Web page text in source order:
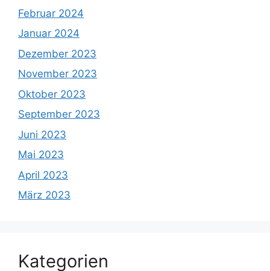
Februar 2024
Januar 2024
Dezember 2023
November 2023
Oktober 2023
September 2023
Juni 2023
Mai 2023
April 2023
März 2023
Kategorien